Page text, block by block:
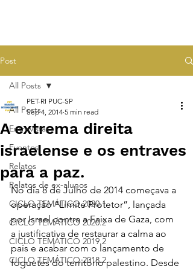
Post
All Posts
Entrevistas
Eventos
Relatos
Relatos de ex-alunos
CICLO TEMÁTICO 2020.1
CICLO TEMÁTICO 2020.2
CICLO TEMÁTICO 2019.2
CICLO TEMÁTICO 2018.2
All Posts
A extrema direita
israelense e os entraves
para a paz.
PET-RI PUC-SP
Sep 4, 2014 5 min read
No dia 8 de Julho de 2014 começava a
operação “Limite Protetor”, lançada
por Israel contra a Faixa de Gaza, com
a justificativa de restaurar a calma ao
país e acabar com o lançamento de
foguetes do território palestino. Desde